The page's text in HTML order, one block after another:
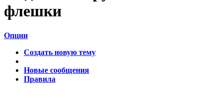
флешки
Опции
Создать новую тему
Новые сообщения
Правила